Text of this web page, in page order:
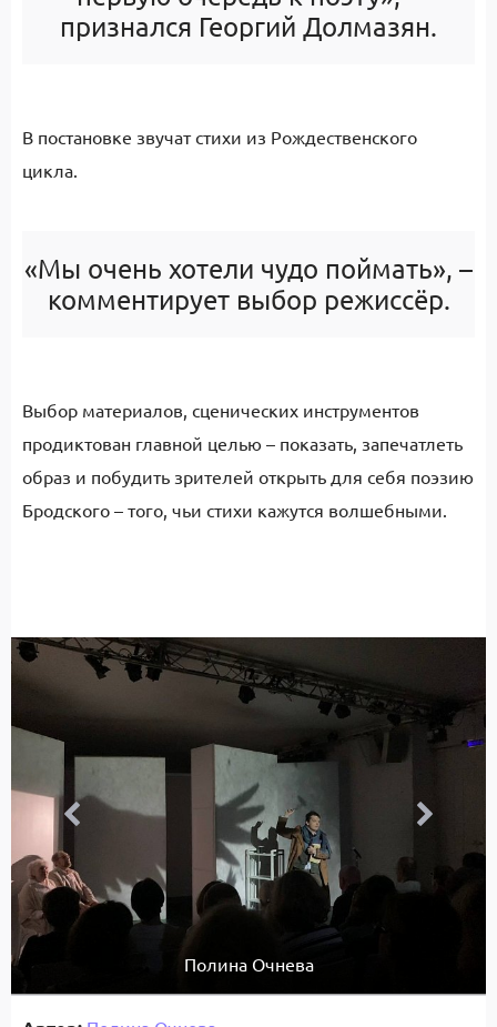
признался Георгий Долмазян.
В постановке звучат стихи из Рождественского
цикла.
«Мы очень хотели чудо поймать», –
комментирует выбор режиссёр.
Выбор материалов, сценических инструментов
продиктован главной целью – показать, запечатлеть
образ и побудить зрителей открыть для себя поэзию
Бродского – того, чьи стихи кажутся волшебными.
Полина Очнева